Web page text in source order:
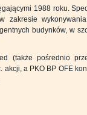
1988 roku.
zakresie
budynków, w
(także pośrednio
akcji, a PKO BP OFE